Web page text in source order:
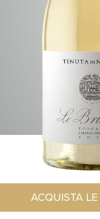
ACQUISTA